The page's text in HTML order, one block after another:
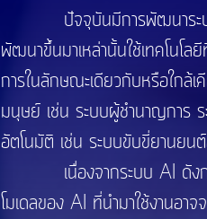
ปัจจุบันมีการพัฒนาระ
พัฒนาขึ้นมาเหล่านั้นใช้เทคโนโ
การในลักษณะเดียวกับหรือใกล้
มนุษย์ เช่น ระบบผู้ชำนาญการ
อัตโนมัติ เช่น ระบบขับขี่ยานยน
เนื่องจากระบบ AI ดังกล่าว
โมเดลของ AI ที่นำมาใช้งานอา